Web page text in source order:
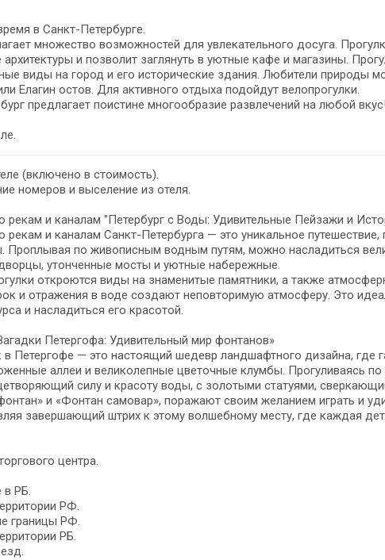
в Санкт-Петербурге.
множество возможностей для увлекательного досуга.
архитектуры и позволит заглянуть в уютные кафе и магазины.
виды на город и его исторические здания. Любители природы
Елагин остов. Для активного отдыха подойдут велопрогулки.
предлагает поистине многообразие развлечений на любой вкус!
(включено в стоимость).
номеров и выселение из отеля.
рекам и каналам "Петербург с Воды: Удивительные Пейзажи и
рекам и каналам Санкт-Петербурга — это уникальное
Проплывая по живописным водным путям, можно насладиться
утонченные мосты и уютные набережные.
откроются виды на знаменитые памятники, а также
и отражения в воде создают неповторимую атмосферу. Это
и насладиться его красотой.
Петергофа: Удивительный мир фонтанов»
в Петергофе — это настоящий шедевр ландшафтного дизайна, где
аллеи и великолепные цветочные клумбы. Прогуливаясь
силу и красоту воды, с золотыми статуями,
и «Фонтан самовар», поражают своим желанием играть и
завершающий штрих к этому волшебному месту, где каждая
центра.
в РБ.
РФ.
границы РФ.
РБ.